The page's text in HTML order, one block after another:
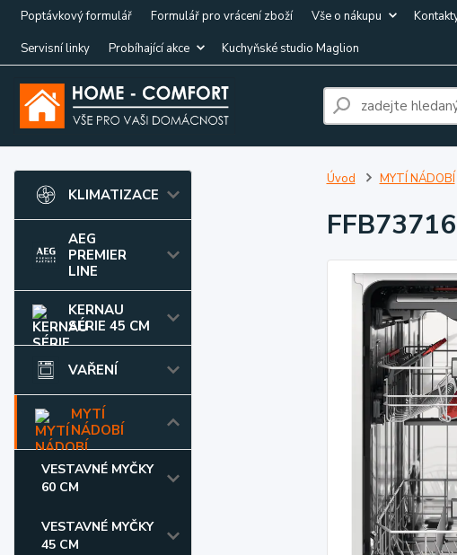
Poptávkový formulář Formulář pro vrácení zboží Vše o nákupu
Servisní linky
Probíhající akce Kuchyňské studio Maglion
KLIMATIZACE
AEG
PREMIER
LINE
KERNAU
SÉRIE 45 CM
VAŘENÍ
MYTÍ
NÁDOBÍ
VESTAVNÉ MYČKY
60 CM
VESTAVNÉ MYČKY
45 CM
Úvod MYTÍ NÁDOBÍ